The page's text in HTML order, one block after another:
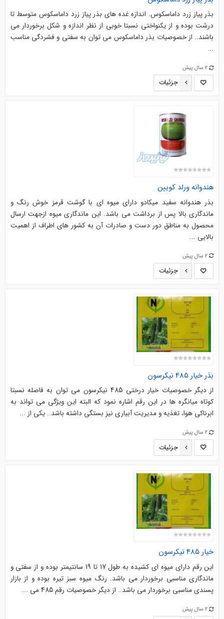
بذر پیاز زرد داماسکوس. اندازه غده های بذر پیاز زرد داماسکوس متوسط تا
درشت بوده و از یکنواختی نسبتا خوبی از نظر اندازه و شکل برخوردار می
باشند.. از خصوصیات بذر داماسکوس می توان به سفتی و فشردگی مناسب
...
2 سال پیش
جزئیات
هندوانه ورلد کویین
بذر هندوانه سفید میکادو دارای میوه ای با گوشت قرمز خوش رنگ و
ماندگاری بالا پس از برداشت می باشد. این ماندگاری میوه ازجهت ارسال
محصول به مناطق دور دست و صادرات آن به کشور های اطراف از اهمیت
بالایی ...
2 سال پیش
جزئیات
بذر خیار 485 نیکرسون
از دیگر خصوصیات خیار درختی 485 نیکرسون می توان به فاصله نسبتا
کوتاه میانگره ها در این رقم اشاره نمود که البته این ویژگی می تواند به
ابرناکی هوا، تغذیه و مدیریت آبیاری نیز بستگی داشته باشد.. یکی از ...
2 سال پیش
جزئیات
خیار 485 نیکرسون
این رقم دارای میوه ای کشیده به طول 17 تا 19 سانتیمتر بوده و از سفتی و
ماندگاری مناسبی برخوردار می باشد. رنگ میوه سبز تیره بوده و از بازار
پسندی مناسبی برخوردار می باشد.. از دیگر خصوصیات رقم 485 می ...
2 سال پیش